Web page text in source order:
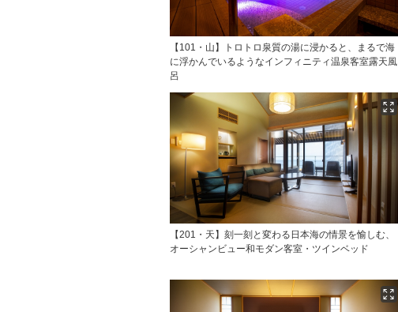
【101・山】トロトロ泉質の湯に浸かると、まるで海
に浮かんでいるようなインフィニティ温泉客室露天風
呂
【201・天】刻一刻と変わる日本海の情景を愉しむ、
オーシャンビュー和モダン客室・ツインベッド